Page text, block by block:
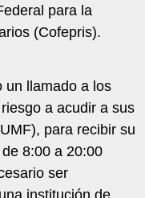
para la
(Cofepris).
un llamado a los
a acudir a sus
para recibir su
8:00 a 20:00
ser